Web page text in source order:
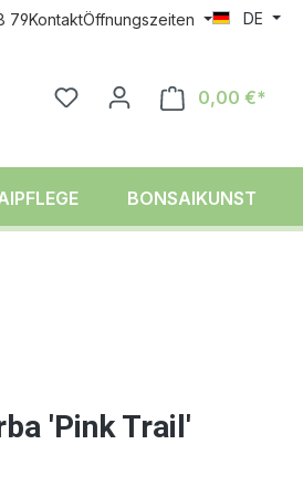
79KontaktÖffnungszeiten DE
0,00 €*
BONSAIKUNST
'Pink Trail'